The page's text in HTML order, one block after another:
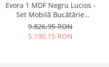
Evora 1 MDF Negru Lucios -
Set Mobilă Bucătărie
Modulară Modernă MDF
3.6m Premium
Configurabilă Deschidere
Mânere/Push to Open
9.826,95 RON
5.190,15 RON